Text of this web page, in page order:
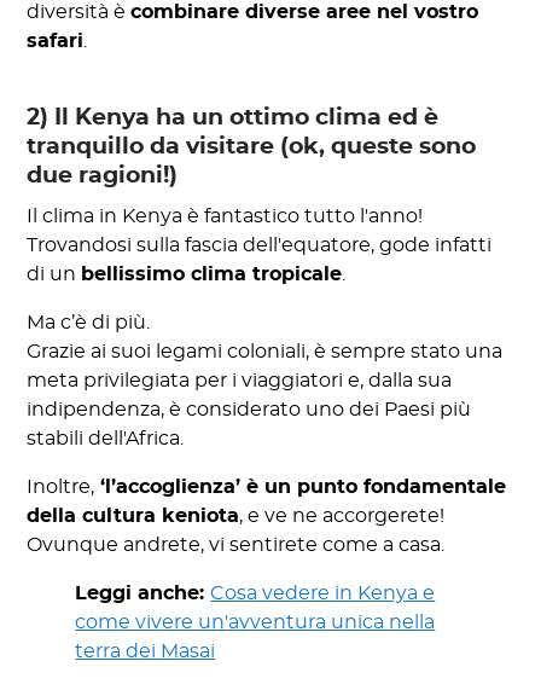
diversità ècombinare diverse aree nel vostro
safari
2) Il Kenya ha un ottimo clima ed è
tranquillo da visitare (ok, queste sono
due ragioni!)
Il clima in Kenya è fantastico tutto l'anno!
Trovandosi sulla fascia dell'equatore, gode infatti
di un bellissimo clima tropicale.
Ma c’è di più.
Grazie ai suoi legami coloniali, è sempre stato una
meta privilegiata per i viaggiatori e, dalla sua
indipendenza, è considerato uno dei Paesi più
stabili dell'Africa.
Inoltre, ‘l’accoglienza’ è un punto fondamentale
della cultura keniota, e ve ne accorgerete!
Ovunque andrete, vi sentirete come a casa.
Leggi anche:Cosa vedere in Kenya e
come vivere un'avventura unica nella
terra dei Masai